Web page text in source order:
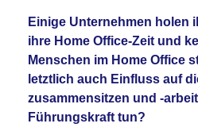
Einige Unternehmen holen
ihre Home Office-Zeit und
Menschen im Home Office
letztlich auch Einfluss auf
zusammensitzen und -
Führungskraft tun?